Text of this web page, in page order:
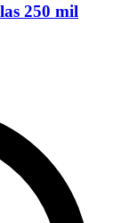
250 mil